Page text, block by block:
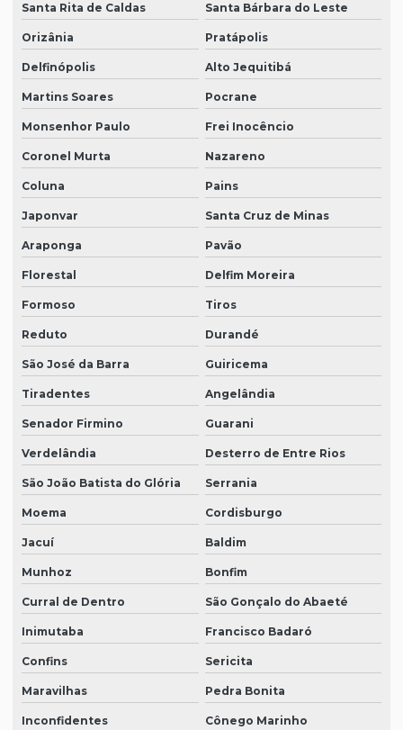
Santa Rita de Caldas Santa Bárbara do Leste
Orizânia Pratápolis
Delfinópolis Alto Jequitibá
Martins Soares Pocrane
Monsenhor Paulo Frei Inocêncio
Coronel Murta Nazareno
Coluna Pains
Japonvar Santa Cruz de Minas
Araponga Pavão
Florestal Delfim Moreira
Formoso Tiros
Reduto Durandé
São José da Barra Guiricema
Tiradentes Angelândia
Senador Firmino Guarani
Verdelândia Desterro de Entre Rios
São João Batista do Glória Serrania
Moema Cordisburgo
Jacuí Baldim
Munhoz Bonfim
Curral de Dentro São Gonçalo do Abaeté
Inimutaba Francisco Badaró
Confins Sericita
Maravilhas Pedra Bonita
Inconfidentes Cônego Marinho